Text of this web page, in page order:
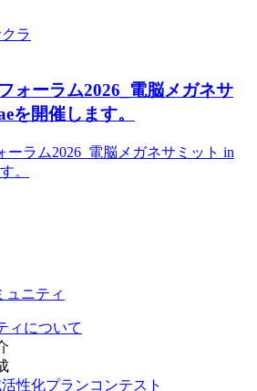
ラ
ォーラム2026_電脳メガネサ
を開催します。
ーラム2026_電脳メガネサミット in
。
ィについて
性化プランコンテスト